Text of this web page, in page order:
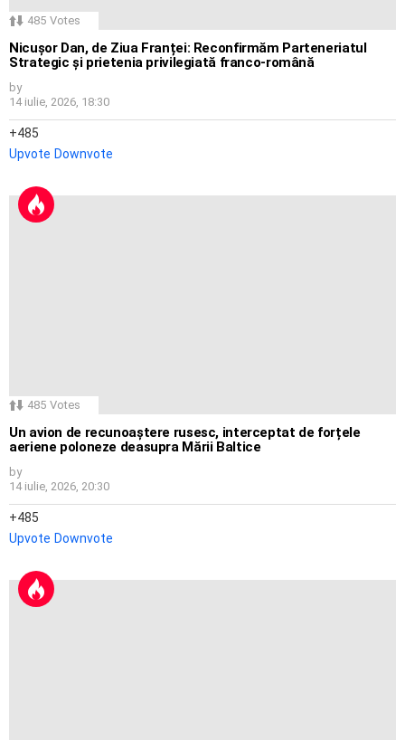
485 Votes
Nicușor Dan, de Ziua Franței: Reconfirmăm Parteneriatul
Strategic și prietenia privilegiată franco-română
by
14 iulie, 2026, 18:30
485
Upvote Downvote
485 Votes
Un avion de recunoaștere rusesc, interceptat de forțele
aeriene poloneze deasupra Mării Baltice
by
14 iulie, 2026, 20:30
485
Upvote Downvote